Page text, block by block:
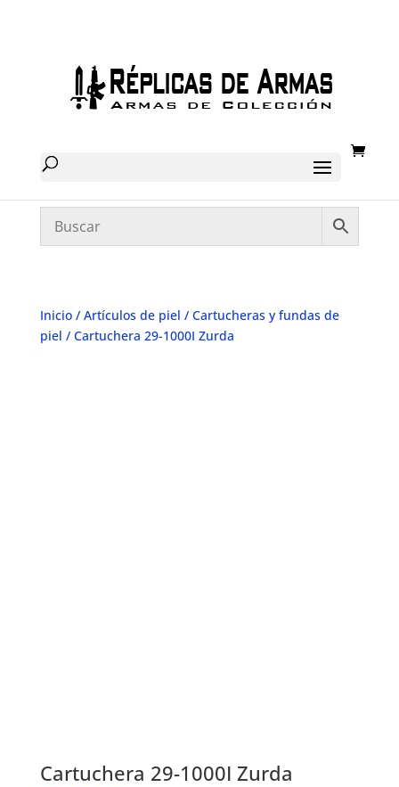
Inicio/ Artículos de piel / Cartucheras y fundas de
piel / Cartuchera 29-1000I Zurda
Cartuchera 29-1000I Zurda